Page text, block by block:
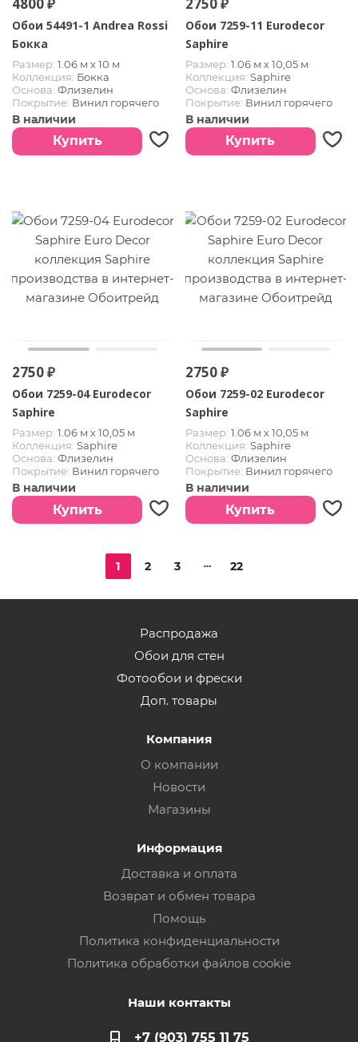
Обои 54491-1 Andrea Rossi
Бокка
Размер: 1.06 м х 10 м
Коллекция: Бокка
Основа: Флизелин
Покрытие: Винил горячего
тиснения
В наличии
Купить
Обои 7259-11 Eurodecor
Saphire
Размер: 1.06 м х 10,05 м
Коллекция: Saphire
Основа: Флизелин
Покрытие: Винил горячего
тиснения
В наличии
Купить
2750 ₽
Обои 7259-04 Eurodecor
Saphire
Размер: 1.06 м х 10,05 м
Коллекция: Saphire
Основа: Флизелин
Покрытие: Винил горячего
тиснения
В наличии
Купить
2750 ₽
Обои 7259-02 Eurodecor
Saphire
Размер: 1.06 м х 10,05 м
Коллекция: Saphire
Основа: Флизелин
Покрытие: Винил горячего
тиснения
В наличии
Купить
1 2 3 22
Распродажа
Обои для стен
Фотообои и фрески
Доп. товары
Компания
О компании
Новости
Магазины
Информация
Доставка и оплата
Возврат и обмен товара
Помощь
Политика конфиденциальности
Политика обработки файлов cookie
Наши контакты
+7 (903) 755 11 75